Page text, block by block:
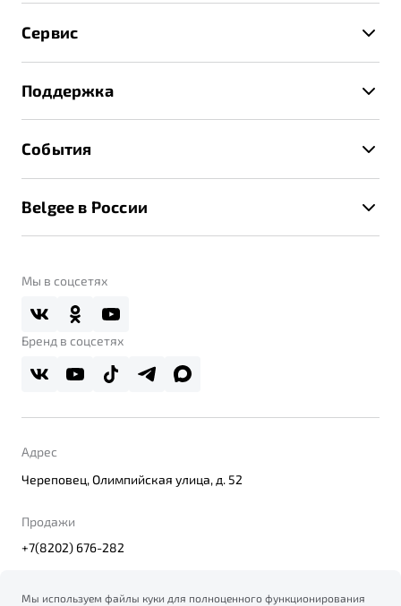
Записаться на тест-драйв
Получить предложение
Страхование
Расчет КАСКО
Сервис
Техническое обслуживание
Калькулятор ТО
Поддержка
Помощь на дорогах
Belgee Линк
Belgee Плюс
Реферальная программа
События
Belgee в России
О дилерском центре
Правовая информация
Мы в соцсетях
Бренд в соцсетях
Адрес
Череповец, Олимпийская улица, д. 52
Продажи
+7(8202) 676-282
Мы используем файлы куки для полноценного функционирования